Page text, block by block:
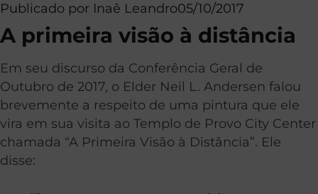
Publicado por Inaê Leandro05/10/2017
A primeira visão à distância
Em seu discurso da Conferência Geral de
Outubro de 2017, o Elder Neil L. Andersen falou
brevemente a respeito de uma pintura que ele
vira em sua visita ao Templo de Provo City Center
chamada “A Primeira Visão à Distância”. Ele
disse: